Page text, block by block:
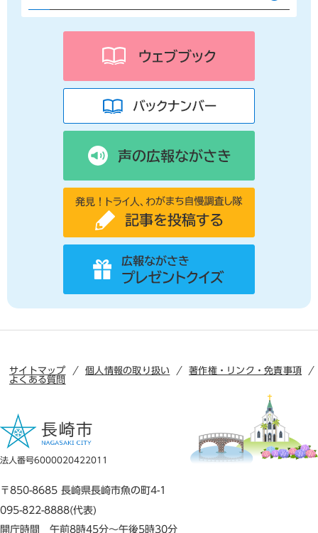
サイトマップ 個人情報の取り扱い
著作権・リンク・免責事項
よくある質問
法人番号6000020422011
〒850-8685 長崎県長崎市魚の町4-1
095-822-8888(代表)
開庁時間 午前8時45分～午後5時30分